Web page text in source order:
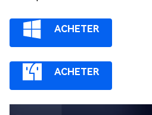
ACHETER
ACHETER